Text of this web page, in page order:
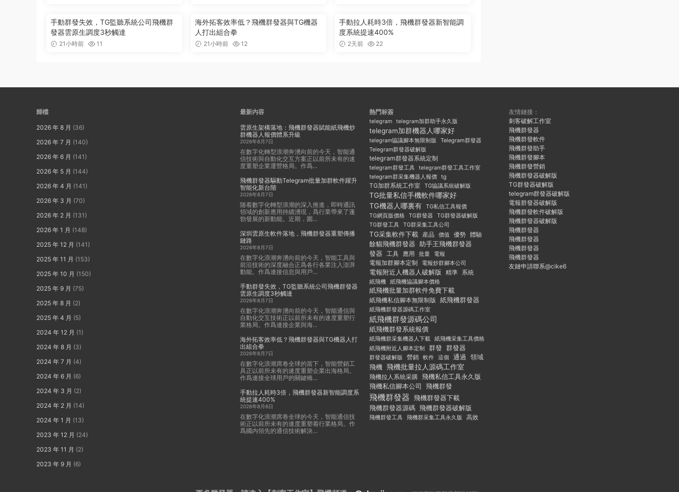
手動群發失效，TG監聽系統公司飛機群
發器雲原生調度3秒觸達
21小時前 11
海外拓客效率低？飛機群發器與TG機器
人打出組合拳
21小時前 12
手動拉人耗時3倍，飛機群發器新智能調
度系統提速400%
2天前 22
歸檔
2026 年 8 月 (36)
2026 年 7 月 (140)
2026 年 6 月 (141)
2026 年 5 月 (144)
2026 年 4 月 (141)
2026 年 3 月 (70)
2026 年 2 月 (131)
2026 年 1 月 (148)
2025 年 12 月 (141)
2025 年 11 月 (153)
2025 年 10 月 (150)
2025 年 9 月 (75)
2025 年 8 月 (2)
2025 年 4 月 (5)
2024 年 12 月 (1)
2024 年 8 月 (3)
2024 年 7 月 (4)
2024 年 6 月 (6)
2024 年 3 月 (2)
2024 年 2 月 (14)
2024 年 1 月 (13)
2023 年 12 月 (24)
2023 年 11 月 (2)
2023 年 9 月 (6)
最新内容
雲原生架構落地：飛機群發器賦能紙飛機炒
群機器人報價體系升級
2026年8月7日
在數字化轉型浪潮奔湧向前的今天，智能通
信技術與自動化交互方案正以前所未有的速
度重塑企業運營格局。作爲...
飛機群發器驅動Telegram批量加群軟件躍升
智能化新台階
2026年8月7日
随着數字化轉型浪潮的深入推進，即時通訊
領域的創新應用持續湧現，爲行業帶來了蓬
勃發展的新動能。近期，圍...
深圳雲原生軟件落地，飛機群發器重塑傳播
鏈路
2026年8月7日
在數字化浪潮奔湧向前的今天，智能工具與
前沿技術的深度融合正爲各行各業注入澎湃
動能。作爲連接信息與用戶...
手動群發失效，TG監聽系統公司飛機群發器
雲原生調度3秒觸達
2026年8月7日
在數字化浪潮奔湧向前的今天，智能通信與
自動化交互技術正以前所未有的速度重塑行
業格局。作爲連接企業與海...
海外拓客效率低？飛機群發器與TG機器人打
出組合拳
2026年8月7日
在數字化浪潮席卷全球的當下，智能營銷工
具正以前所未有的速度重塑企業出海格局。
作爲連接全球用戶的關鍵橋...
手動拉人耗時3倍，飛機群發器新智能調度系
統提速400%
2026年8月6日
在數字化浪潮席卷全球的今天，智能通信技
術正以前所未有的速度重塑着行業格局。作
爲國内領先的通信技術解決...
熱門标簽
telegram telegram加群助手永久版
telegram加群機器人哪家好
telegram協議腳本無限制版
Telegram群發器
Telegram群發器破解版
telegram群發器系統定制
telegram群發工具 telegram群發工具工作室
telegram群采集機器人報價 tg
TG加群系統工作室 TG協議系統破解版
TG批量私信手機軟件哪家好
TG機器人哪裏有
TG私信工具報價
TG網頁版價格
TG群發器
TG群發器破解版
TG群發工具 TG群采集工具公司
TG采集軟件下載 産品 價值 優勢 體驗
餘貓飛機群發器 助手王飛機群發器
發器 工具 應用 批量 電報
電報加群腳本定制 電報炒群腳本公司
電報附近人機器人破解版 精準
系統
紙飛機
紙飛機協議腳本價格
紙飛機批量加群軟件免費下載
紙飛機私信腳本無限制版 紙飛機群發器
紙飛機群發器源碼工作室
紙飛機群發源碼公司
紙飛機群發系統報價
紙飛機群采集機器人下載 紙飛機采集工具價格
紙飛機附近人腳本定制
群發 群發器
群發器破解版 營銷 軟件 這個 通過 領域
飛機 飛機批量拉人源碼工作室
飛機拉人系統采購 飛機私信工具永久版
飛機私信腳本公司
飛機群發
飛機群發器 飛機群發器下載
飛機群發器源碼 飛機群發器破解版
飛機群發工具 飛機群采集工具永久版 高效
友情鏈接：
刺客破解工作室
飛機群發器
飛機群發軟件
飛機群發助手
飛機群發腳本
飛機群發營銷
飛機群發器破解版
TG群發器破解版
telegram群發器破解版
電報群發器破解版
飛機群發軟件破解版
飛機群發器破解版
飛機群發器
飛機群發器
飛機群發器
飛機群發器
友鏈申請聯系@cike6